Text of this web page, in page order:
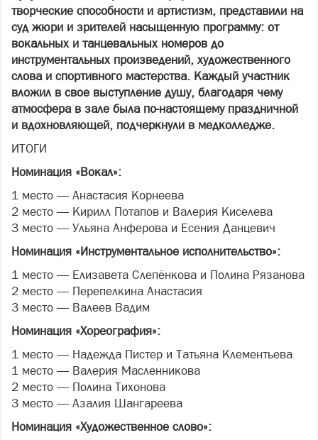
творческие способности и артистизм, представили на
суд жюри и зрителей насыщенную программу: от
вокальных и танцевальных номеров до
инструментальных произведений, художественного
слова и спортивного мастерства. Каждый участник
вложил в свое выступление душу, благодаря чему
атмосфера в зале была по-настоящему праздничной
и вдохновляющей, подчеркнули в медколледже.
ИТОГИ
Номинация «Вокал»:
1 место — Анастасия Корнеева
2 место — Кирилл Потапов и Валерия Киселева
3 место — Ульяна Анферова и Есения Данцевич
Номинация «Инструментальное исполнительство»:
1 место — Елизавета Слепёнкова и Полина Рязанова
2 место — Перепелкина Анастасия
3 место — Валеев Вадим
Номинация «Хореография»:
1 место — Надежда Пистер и Татьяна Клементьева
1 место — Валерия Масленникова
2 место — Полина Тихонова
3 место — Азалия Шангареева
Номинация «Художественное слово»: